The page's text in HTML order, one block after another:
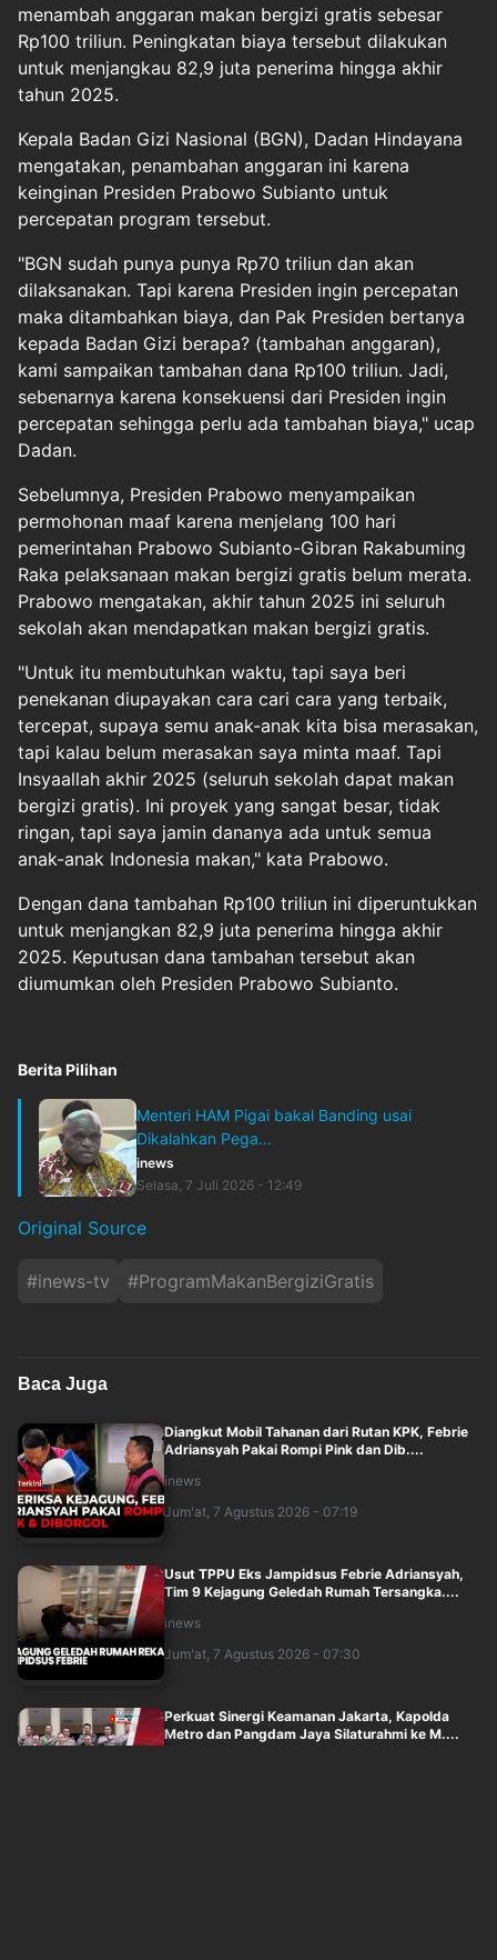
menambah anggaran makan bergizi gratis sebesar
Rp100 triliun. Peningkatan biaya tersebut dilakukan
untuk menjangkau 82,9 juta penerima hingga akhir
tahun 2025.
Kepala Badan Gizi Nasional (BGN), Dadan Hindayana
mengatakan, penambahan anggaran ini karena
keinginan Presiden Prabowo Subianto untuk
percepatan program tersebut.
"BGN sudah punya punya Rp70 triliun dan akan
dilaksanakan. Tapi karena Presiden ingin percepatan
maka ditambahkan biaya, dan Pak Presiden bertanya
kepada Badan Gizi berapa? (tambahan anggaran),
kami sampaikan tambahan dana Rp100 triliun. Jadi,
sebenarnya karena konsekuensi dari Presiden ingin
percepatan sehingga perlu ada tambahan biaya," ucap
Dadan.
Sebelumnya, Presiden Prabowo menyampaikan
permohonan maaf karena menjelang 100 hari
pemerintahan Prabowo Subianto-Gibran Rakabuming
Raka pelaksanaan makan bergizi gratis belum merata.
Prabowo mengatakan, akhir tahun 2025 ini seluruh
sekolah akan mendapatkan makan bergizi gratis.
"Untuk itu membutuhkan waktu, tapi saya beri
penekanan diupayakan cara cari cara yang terbaik,
tercepat, supaya semu anak-anak kita bisa merasakan,
tapi kalau belum merasakan saya minta maaf. Tapi
Insyaallah akhir 2025 (seluruh sekolah dapat makan
bergizi gratis). Ini proyek yang sangat besar, tidak
ringan, tapi saya jamin dananya ada untuk semua
anak-anak Indonesia makan," kata Prabowo.
Dengan dana tambahan Rp100 triliun ini diperuntukkan
untuk menjangkan 82,9 juta penerima hingga akhir
2025. Keputusan dana tambahan tersebut akan
diumumkan oleh Presiden Prabowo Subianto.
Berita Pilihan
Menteri HAM Pigai bakal Banding usai
Dikalahkan Pega...
inews
Selasa, 7 Juli 2026 - 12:49
Original Source
#inews-tv #ProgramMakanBergiziGratis
Baca Juga
Diangkut Mobil Tahanan dari Rutan KPK, Febrie
Adriansyah Pakai Rompi Pink dan Dib....
inews
Jum'at, 7 Agustus 2026 - 07:19
Usut TPPU Eks Jampidsus Febrie Adriansyah,
Tim 9 Kejagung Geledah Rumah Tersangka....
inews
Jum'at, 7 Agustus 2026 - 07:30
Perkuat Sinergi Keamanan Jakarta, Kapolda
Metro dan Pangdam Jaya Silaturahmi ke M....